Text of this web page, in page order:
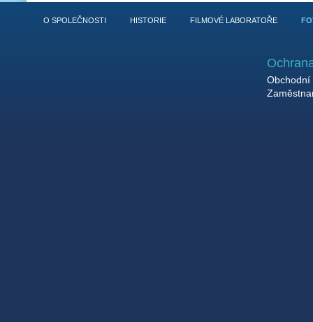
O SPOLEČNOSTI HISTORIE FILMOVÉ LABORATOŘE
Obchodní